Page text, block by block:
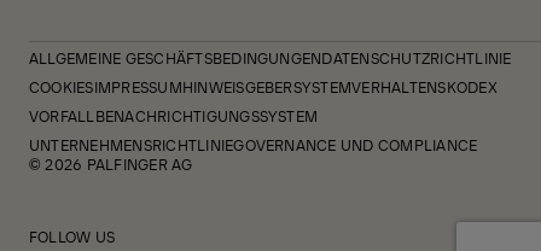
ALLGEMEINE GESCHÄFTSBEDINGUNGENDATENSCHUTZRICHTLINIE
COOKIESIMPRESSUMHINWEISGEBERSYSTEMVERHALTENSKODEX
VORFALLBENACHRICHTIGUNGSSYSTEM
UNTERNEHMENSRICHTLINIEGOVERNANCE UND COMPLIANCE
© 2026 PALFINGER AG
FOLLOW US